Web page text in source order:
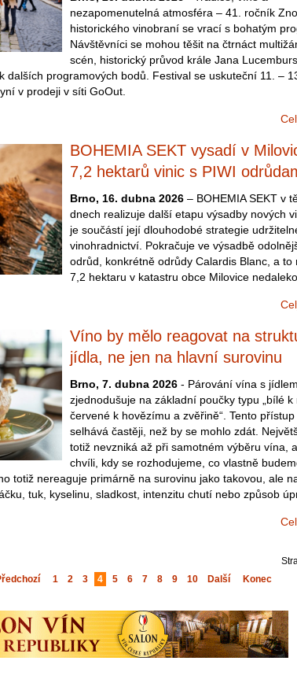
nezapomenutelná atmosféra – 41. ročník
historického vinobraní se vrací s bohatým
Návštěvníci se mohou těšit na čtrnáct
scén, historický průvod krále Jana
dalších programových bodů. Festival se uskuteční 11. –
v prodeji v síti GoOut.
BOHEMIA SEKT vysadí v
7,2 hektarů vinic s PIWI
Brno, 16. dubna 2026 – BOHEMIA SEKT v
dnech realizuje další etapu výsadby nových
je součástí její dlouhodobé strategie
vinohradnictví. Pokračuje ve výsadbě
odrůd, konkrétně odrůdy Calardis Blanc, a to
7,2 hektaru v katastru obce Milovice nedaleko
Víno by mělo reagovat na
jídla, ne jen na hlavní surovinu
Brno, 7. dubna 2026 - Párování vína s
zjednodušuje na základní poučky typu „bílé k
červené k hovězímu a zvěřině“. Tento
selhává častěji, než by se mohlo zdát.
totiž nevzniká až při samotném výběru vína,
chvíli, kdy se rozhodujeme, co vlastně
totiž nereaguje primárně na surovinu jako takovou, ale
tuk, kyselinu, sladkost, intenzitu chutí nebo způsob
1 2 3 4 5 6 7 8 9 10 Další Konec